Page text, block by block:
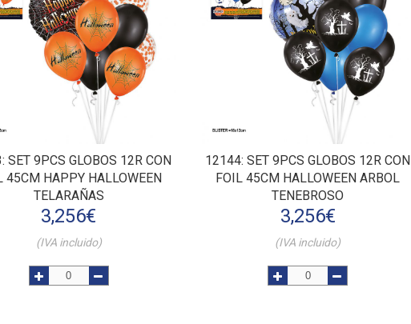
: SET 9PCS GLOBOS 12R CON
45CM HAPPY HALLOWEEN
TELARAÑAS
3,256€
(IVA incluido)
12144: SET 9PCS GLOBOS 12R CON
FOIL 45CM HALLOWEEN ARBOL
TENEBROSO
3,256€
(IVA incluido)